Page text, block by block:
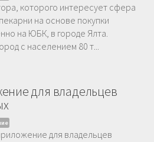
которого интересует сфера
на основе покупки
на ЮБК, в городе Ялта.
с населением 80 т...
для владельцев
для владельцев